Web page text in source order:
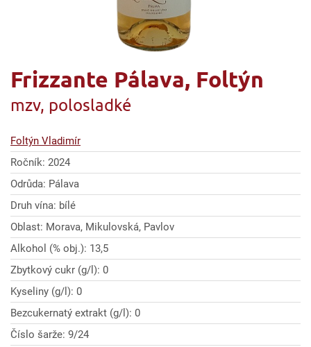
Frizzante Pálava, Foltýn
mzv, polosladké
Foltýn Vladimír
Ročník: 2024
Odrůda: Pálava
Druh vína: bílé
Oblast: Morava, Mikulovská, Pavlov
Alkohol (% obj.): 13,5
Zbytkový cukr (g/l): 0
Kyseliny (g/l): 0
Bezcukernatý extrakt (g/l): 0
Číslo šarže: 9/24